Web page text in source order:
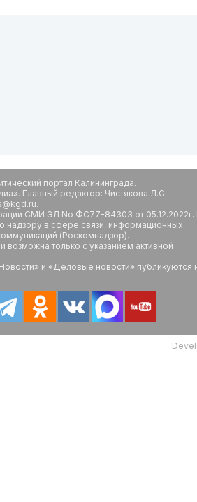
портал Калининграда.
Главный редактор: Чистякова Л.С.
СМИ ЭЛ No ФС77-84303 от
надзору в сфере связи, информационных
(Роскомнадзор).
возможна только с указанием активной
и «Деловые новости» публикуются